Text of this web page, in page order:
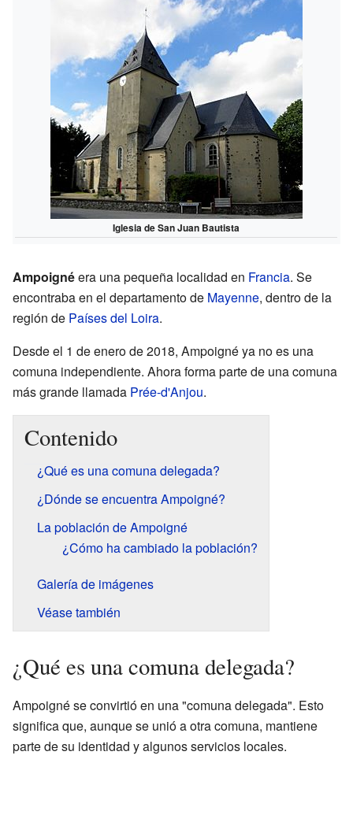
Iglesia de San Juan Bautista
Ampoignéera una pequeña localidad en Francia. Se
encontraba en el departamento de Mayenne, dentro de la
región de Países del Loira.
Desde el 1 de enero de 2018, Ampoigné ya no es una
comuna independiente. Ahora forma parte de una comuna
más grande llamada Prée-d'Anjou.
Contenido
¿Qué es una comuna delegada?
¿Dónde se encuentra Ampoigné?
La población de Ampoigné
¿Cómo ha cambiado la población?
Galería de imágenes
Véase también
¿Qué es una comuna delegada?
Ampoigné se convirtió en una "comuna delegada". Esto
significa que, aunque se unió a otra comuna, mantiene
parte de su identidad y algunos servicios locales.